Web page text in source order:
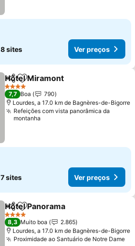
8 sites Ver preços
PartilharAdicionar aos favoritos
Hôtel Miramont
4 Estrelas
7,7 Boa
790
Lourdes, a 17.0 km de Bagnères-de-Bigorre
Refeições com vista panorâmica da
montanha
7 sites Ver preços
PartilharAdicionar aos favoritos
Hôtel Panorama
4 Estrelas
8,3 Muito boa
2.865
Lourdes, a 17.0 km de Bagnères-de-Bigorre
Proximidade ao Santuário de Notre Dame